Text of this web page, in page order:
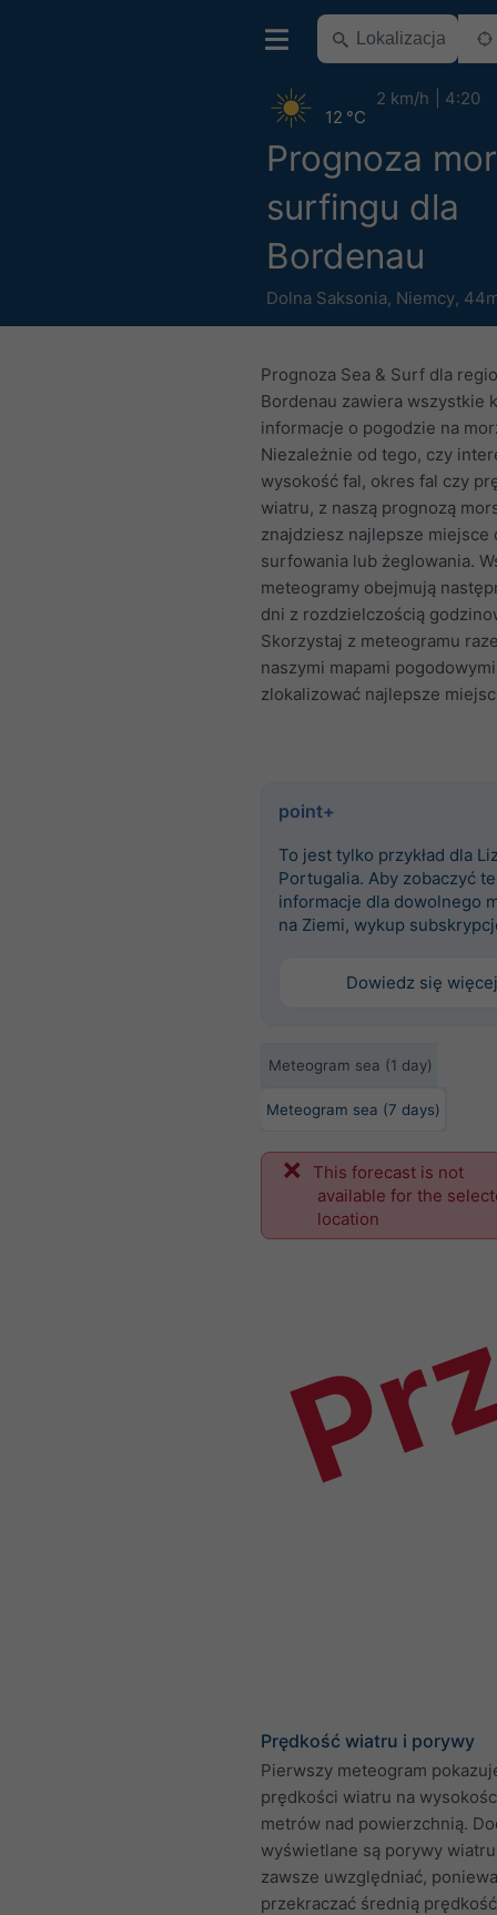
Prognoza
surfingu dla
Bordenau
Dolna Saksonia, Niemcy,
12 °C
2 km/h 4:20
Prognoza Sea & Surf dla
Bordenau zawiera wszystkie
informacje o pogodzie na
Niezależnie od tego, czy
wysokość fal, okres fal czy
wiatru, z naszą prognozą
znajdziesz najlepsze miejsce
surfowania lub żeglowania.
meteogramy obejmują
dni z rozdzielczością
Skorzystaj z meteogramu
naszymi mapami
zlokalizować najlepsze
point+
To jest tylko przykład dla
Portugalia. Aby zobaczyć te
informacje dla dowolnego
na Ziemi, wykup
Dowiedz się więcej
Meteogram sea (1 day)
Meteogram sea (7 days)
This forecast is not
available for the
location
Prędkość wiatru i porywy
Pierwszy meteogram
prędkości wiatru na
metrów nad powierzchnią.
wyświetlane są porywy
zawsze uwzględniać,
przekraczać średnią